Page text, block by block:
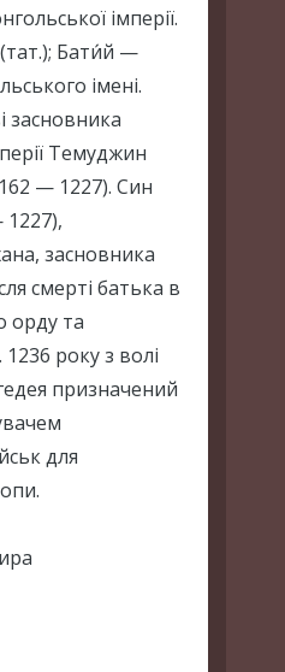
імперії.
Бати́й —
імені.
засновника
Темуджин
— 1227). Син
1227),
засновника
смерті батька в
орду та
року з волі
призначений
для